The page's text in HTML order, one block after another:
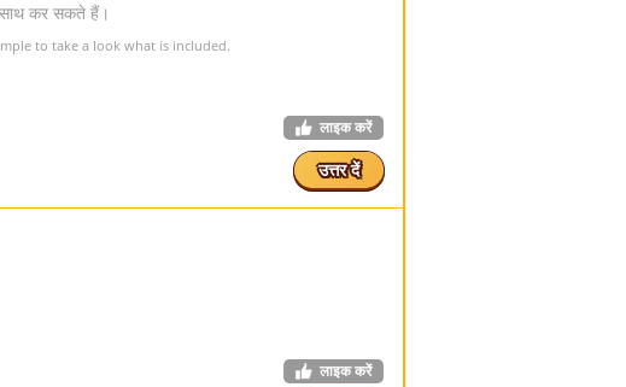
कर सकते हैं।
to take a look what is included.
लाइक करें
उत्तर दें
लाइक करें